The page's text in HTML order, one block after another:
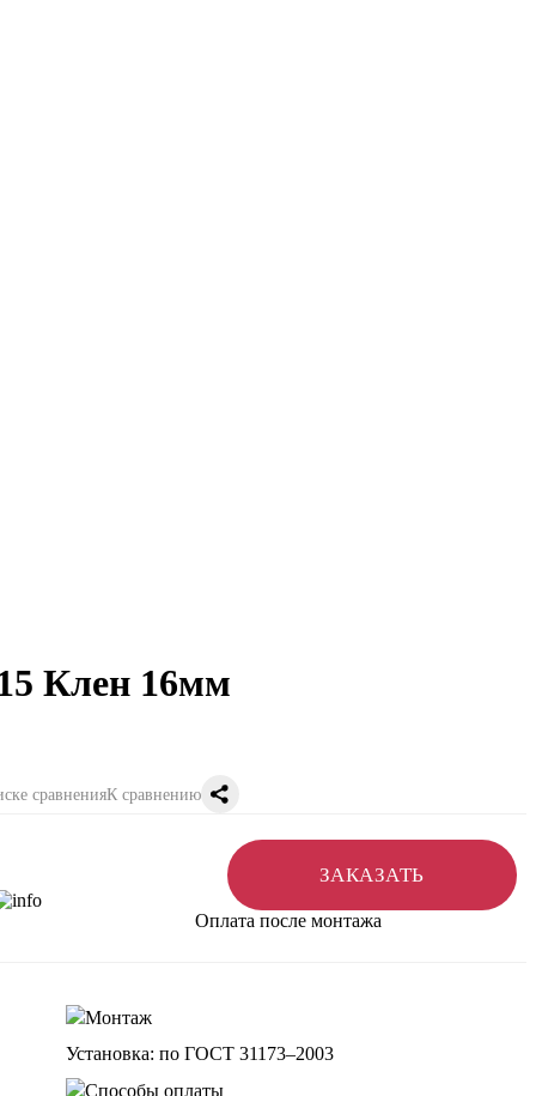
Клен 16мм
К сравнению
ЗАКАЗАТЬ
Оплата после монтажа
Установка: по ГОСТ 31173–2003